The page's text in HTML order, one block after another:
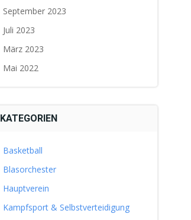
September 2023
Juli 2023
März 2023
Mai 2022
KATEGORIEN
Basketball
Blasorchester
Hauptverein
Kampfsport & Selbstverteidigung